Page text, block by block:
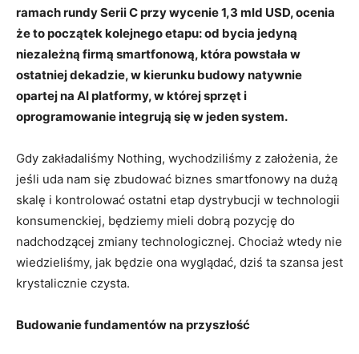
ramach rundy Serii C przy wycenie 1,3 mld USD, ocenia
że to początek kolejnego etapu: od bycia jedyną
niezależną firmą smartfonową, która powstała w
ostatniej dekadzie, w kierunku budowy natywnie
opartej na AI platformy, w której sprzęt i
oprogramowanie integrują się w jeden system.
Gdy zakładaliśmy Nothing, wychodziliśmy z założenia, że
jeśli uda nam się zbudować biznes smartfonowy na dużą
skalę i kontrolować ostatni etap dystrybucji w technologii
konsumenckiej, będziemy mieli dobrą pozycję do
nadchodzącej zmiany technologicznej. Chociaż wtedy nie
wiedzieliśmy, jak będzie ona wyglądać, dziś ta szansa jest
krystalicznie czysta.
Budowanie fundamentów na przyszłość